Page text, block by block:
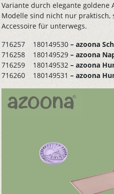
Variante durch elegante goldene
Modelle sind nicht nur praktisch,
Accessoire für unterwegs.
716257 180149530 – azoona
716258 180149529 – azoona
716259 180149532 – azoona
716260 180149531 – azoona